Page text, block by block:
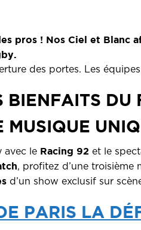
pros ! Nos Ciel et Blanc
des portes. Les
BIENFAITS DU
MUSIQUE
avec le Racing 92 et le
, profitez d’une troisième
d’un show exclusif sur
PARIS LA